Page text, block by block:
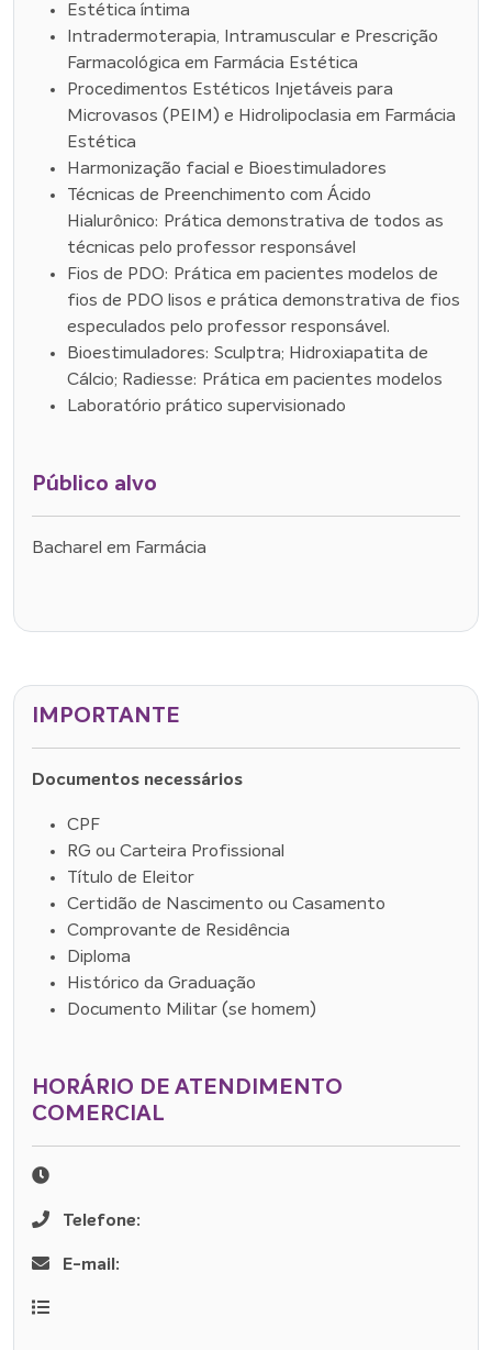
Estética íntima
Intradermoterapia, Intramuscular e Prescrição
Farmacológica em Farmácia Estética
Procedimentos Estéticos Injetáveis para
Microvasos (PEIM) e Hidrolipoclasia em Farmácia
Estética
Harmonização facial e Bioestimuladores
Técnicas de Preenchimento com Ácido
Hialurônico: Prática demonstrativa de todos as
técnicas pelo professor responsável
Fios de PDO: Prática em pacientes modelos de
fios de PDO lisos e prática demonstrativa de fios
especulados pelo professor responsável.
Bioestimuladores: Sculptra; Hidroxiapatita de
Cálcio; Radiesse: Prática em pacientes modelos
Laboratório prático supervisionado
Público alvo
Bacharel em Farmácia
IMPORTANTE
Documentos necessários
CPF
RG ou Carteira Profissional
Título de Eleitor
Certidão de Nascimento ou Casamento
Comprovante de Residência
Diploma
Histórico da Graduação
Documento Militar (se homem)
HORÁRIO DE ATENDIMENTO
COMERCIAL
Telefone:
E-mail: